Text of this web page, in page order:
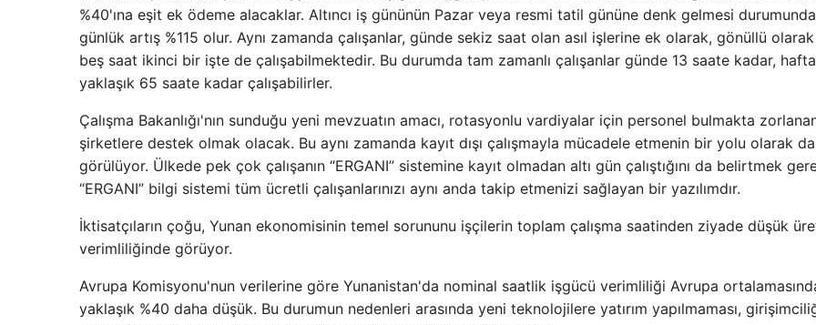
%40'ına eşit ek ödeme alacaklar. Altıncı iş gününün Pazar veya resmi tatil gününe denk gelmesi durumunda
günlük artış %115 olur. Aynı zamanda çalışanlar, günde sekiz saat olan asıl işlerine ek olarak, gönüllü
beş saat ikinci bir işte de çalışabilmektedir. Bu durumda tam zamanlı çalışanlar günde 13 saate kadar,
yaklaşık 65 saate kadar çalışabilirler.
Çalışma Bakanlığı'nın sunduğu yeni mevzuatın amacı, rotasyonlu vardiyalar için personel bulmakta
şirketlere destek olmak olacak. Bu aynı zamanda kayıt dışı çalışmayla mücadele etmenin bir yolu olarak da
görülüyor. Ülkede pek çok çalışanın “ERGANI” sistemine kayıt olmadan altı gün çalıştığını da belirtmek
“ERGANI” bilgi sistemi tüm ücretli çalışanlarınızı aynı anda takip etmenizi sağlayan bir yazılımdır.
İktisatçıların çoğu, Yunan ekonomisinin temel sorununu işçilerin toplam çalışma saatinden ziyade düşük
verimliliğinde görüyor.
Avrupa Komisyonu'nun verilerine göre Yunanistan'da nominal saatlik işgücü verimliliği Avrupa
yaklaşık %40 daha düşük. Bu durumun nedenleri arasında yeni teknolojilere yatırım yapılmaması,